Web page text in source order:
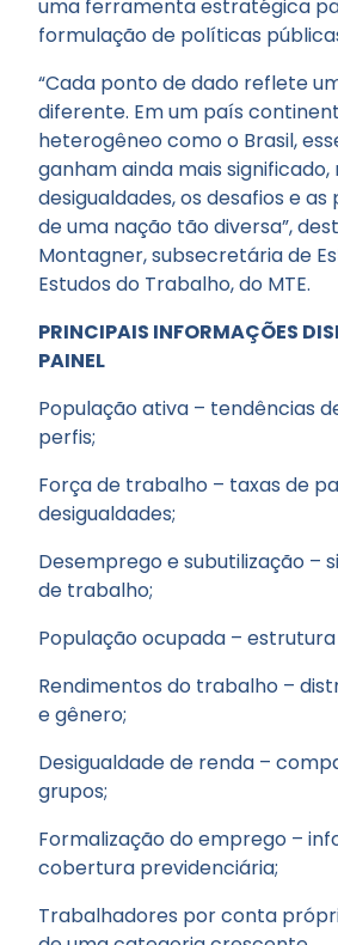
uma ferramenta estratégica
formulação de políticas
“Cada ponto de dado reflete
diferente. Em um país
heterogêneo como o Brasil,
ganham ainda mais significado,
desigualdades, os desafios e
de uma nação tão diversa”,
Montagner, subsecretária de
Estudos do Trabalho, do MTE.
PRINCIPAIS INFORMAÇÕES
PAINEL
População ativa – tendências
perfis;
Força de trabalho – taxas de
desigualdades;
Desemprego e subutilização –
de trabalho;
População ocupada –
Rendimentos do trabalho –
e gênero;
Desigualdade de renda –
grupos;
Formalização do emprego –
cobertura previdenciária;
Trabalhadores por conta